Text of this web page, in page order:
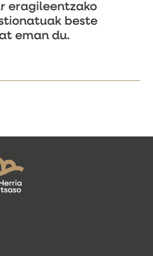
eragileentzako
beste
eman du.